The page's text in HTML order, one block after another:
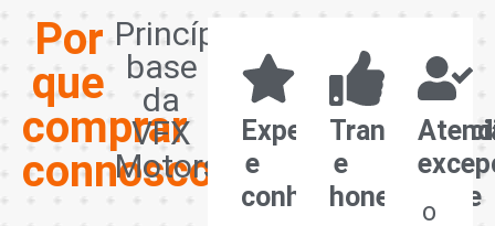
Por
que
comprar
connosco?
Princípios
base
da
VFX
Motors
Experiência
e
conhecimento
e
honestidade
O